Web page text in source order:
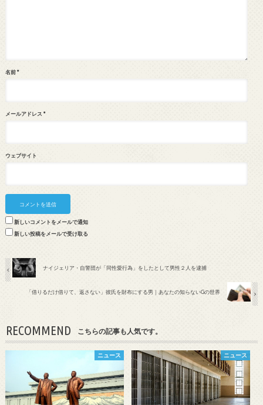
名前 *
メールアドレス *
ウェブサイト
新しいコメントをメールで通知
新しい投稿をメールで受け取る
ナイジェリア・自警団が「同性愛行為」をしたとして男性２人を逮捕
「借りるだけ借りて、返さない」彼氏を財布にする男｜あなたの知らないGの世界
RECOMMEND こちらの記事も人気です。
ニュース ニュース